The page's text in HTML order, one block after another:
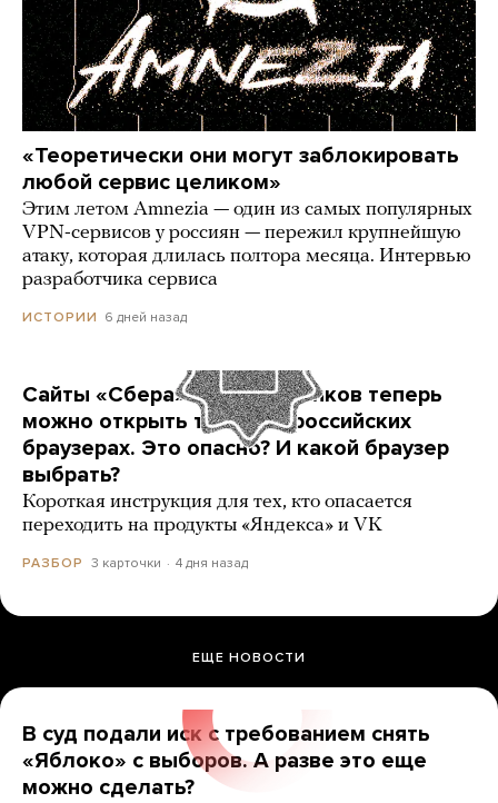
«Теоретически они могут заблокировать
любой сервис целиком»
Этим летом Amnezia — один из самых популярных
VPN-сервисов у россиян — пережил крупнейшую
атаку, которая длилась полтора месяца. Интервью
разработчика сервиса
ИСТОРИИ 6 дней назад
Сайты «Сбера» и других банков теперь
можно открыть только в российских
браузерах. Это опасно? И какой браузер
выбрать?
Короткая инструкция для тех, кто опасается
переходить на продукты «Яндекса» и VK
РАЗБОР 3 карточки 4 дня назад
ЕЩЕ НОВОСТИ
В суд подали иск с требованием снять
«Яблоко» с выборов. А разве это еще
можно сделать?